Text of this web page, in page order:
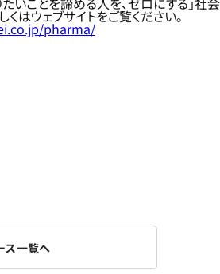
くはウェブサイトをご覧ください。
pharma/
ス一覧へ